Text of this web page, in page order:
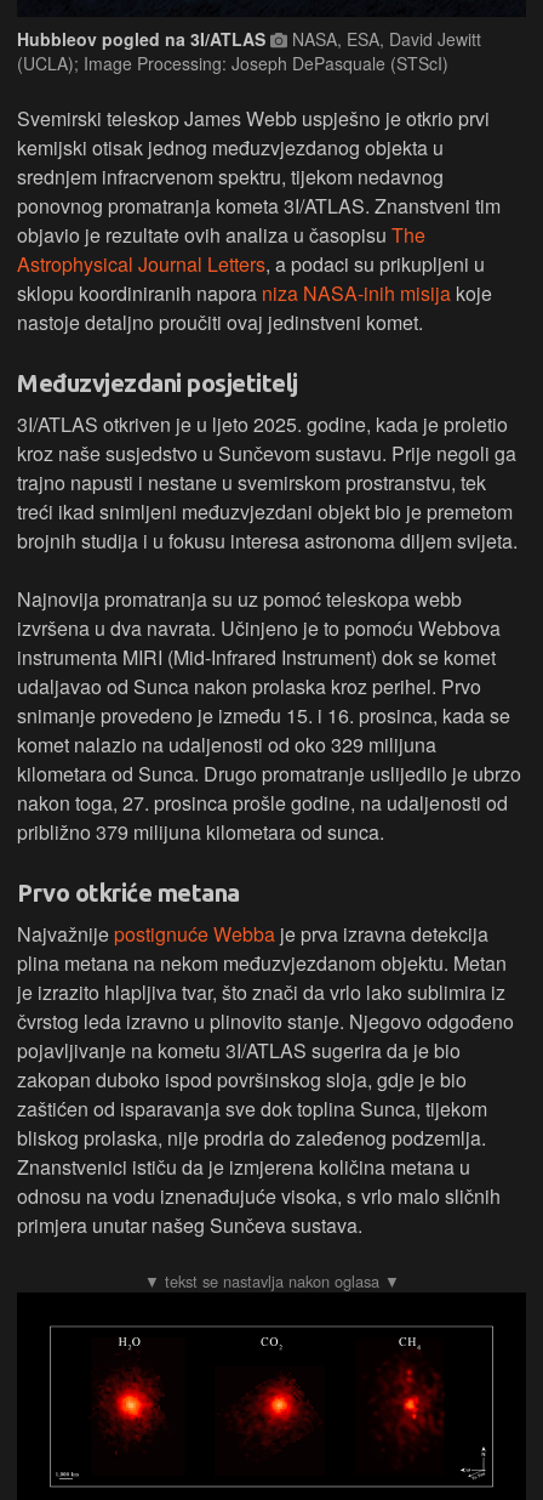
Hubbleov pogled na 3I/ATLAS
NASA, ESA, David Jewitt
(UCLA); Image Processing: Joseph DePasquale (STScI)
Svemirski teleskop James Webb uspješno je otkrio prvi
kemijski otisak jednog međuzvjezdanog objekta u
srednjem infracrvenom spektru, tijekom nedavnog
ponovnog promatranja kometa 3I/ATLAS. Znanstveni tim
objavio je rezultate ovih analiza u časopisu The
Astrophysical Journal Letters, a podaci su prikupljeni u
sklopu koordiniranih napora niza NASA-inih misija koje
nastoje detaljno proučiti ovaj jedinstveni komet.
Međuzvjezdani posjetitelj
3I/ATLAS otkriven je u ljeto 2025. godine, kada je proletio
kroz naše susjedstvo u Sunčevom sustavu. Prije negoli ga
trajno napusti i nestane u svemirskom prostranstvu, tek
treći ikad snimljeni međuzvjezdani objekt bio je premetom
brojnih studija i u fokusu interesa astronoma diljem svijeta.
Najnovija promatranja su uz pomoć teleskopa webb
izvršena u dva navrata. Učinjeno je to pomoću Webbova
instrumenta MIRI (Mid-Infrared Instrument) dok se komet
udaljavao od Sunca nakon prolaska kroz perihel. Prvo
snimanje provedeno je između 15. i 16. prosinca, kada se
komet nalazio na udaljenosti od oko 329 milijuna
kilometara od Sunca. Drugo promatranje uslijedilo je ubrzo
nakon toga, 27. prosinca prošle godine, na udaljenosti od
približno 379 milijuna kilometara od sunca.
Prvo otkriće metana
Najvažnijepostignuće Webba je prva izravna detekcija
plina metana na nekom međuzvjezdanom objektu. Metan
je izrazito hlapljiva tvar, što znači da vrlo lako sublimira iz
čvrstog leda izravno u plinovito stanje. Njegovo odgođeno
pojavljivanje na kometu 3I/ATLAS sugerira da je bio
zakopan duboko ispod površinskog sloja, gdje je bio
zaštićen od isparavanja sve dok toplina Sunca, tijekom
bliskog prolaska, nije prodrla do zaleđenog podzemlja.
Znanstvenici ističu da je izmjerena količina metana u
odnosu na vodu iznenađujuće visoka, s vrlo malo sličnih
primjera unutar našeg Sunčeva sustava.